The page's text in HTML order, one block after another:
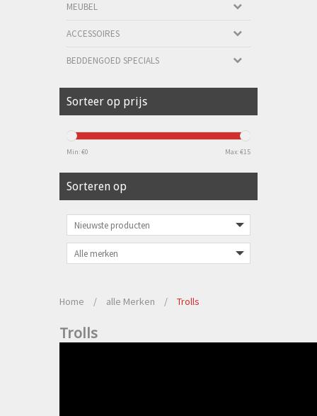
MEUBEL
ACCESSOIRES
BEDDENGOED SPECIALS
Sorteer op prijs
Min: €0 Max: €15
Sorteren op
Home / alle Merken / Trolls
Trolls